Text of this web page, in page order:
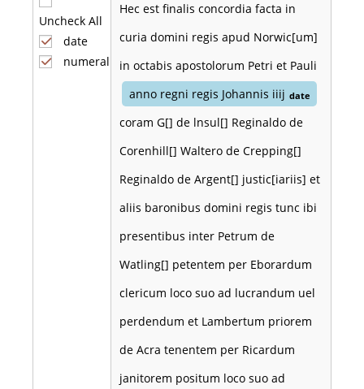
Uncheck All
date
numeral
Hec est finalis concordia facta in
curia domini regis apud Norwic[um]
in octabis apostolorum Petri et Pauli
anno regni regis Johannis iiij date
coram G[] de lnsul[] Reginaldo de
Corenhill[] Waltero de Crepping[]
Reginaldo de Argent[] justic[iariis] et
aliis baronibus domini regis tunc ibi
presentibus inter Petrum de
Watling[] petentem per Eborardum
clericum loco suo ad lucrandum uel
perdendum et Lambertum priorem
de Acra tenentem per Ricardum
janitorem positum loco suo ad